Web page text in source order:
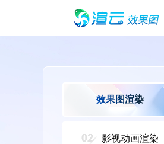
效果图渲染
影视动画渲染